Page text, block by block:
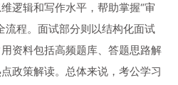
逻辑和写作水平，帮助掌握“审
程。面试部分则以结构化面试
资料包括高频题库、答题思路解
政策解读。总体来说，考公学习